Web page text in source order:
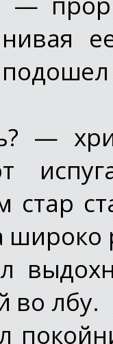
—
стар
широко
во лбу.